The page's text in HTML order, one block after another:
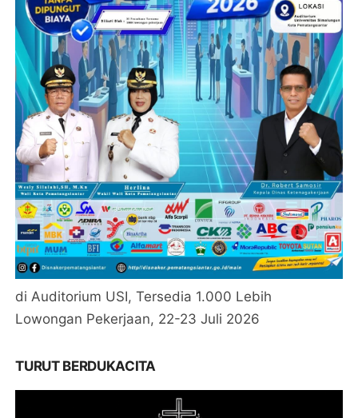
di Auditorium USI, Tersedia 1.000 Lebih
Lowongan Pekerjaan, 22-23 Juli 2026
TURUT BERDUKACITA